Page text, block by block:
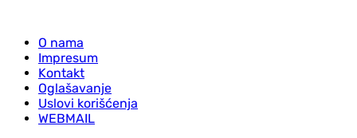
O nama
Impresum
Kontakt
Oglašavanje
Uslovi korišćenja
WEBMAIL